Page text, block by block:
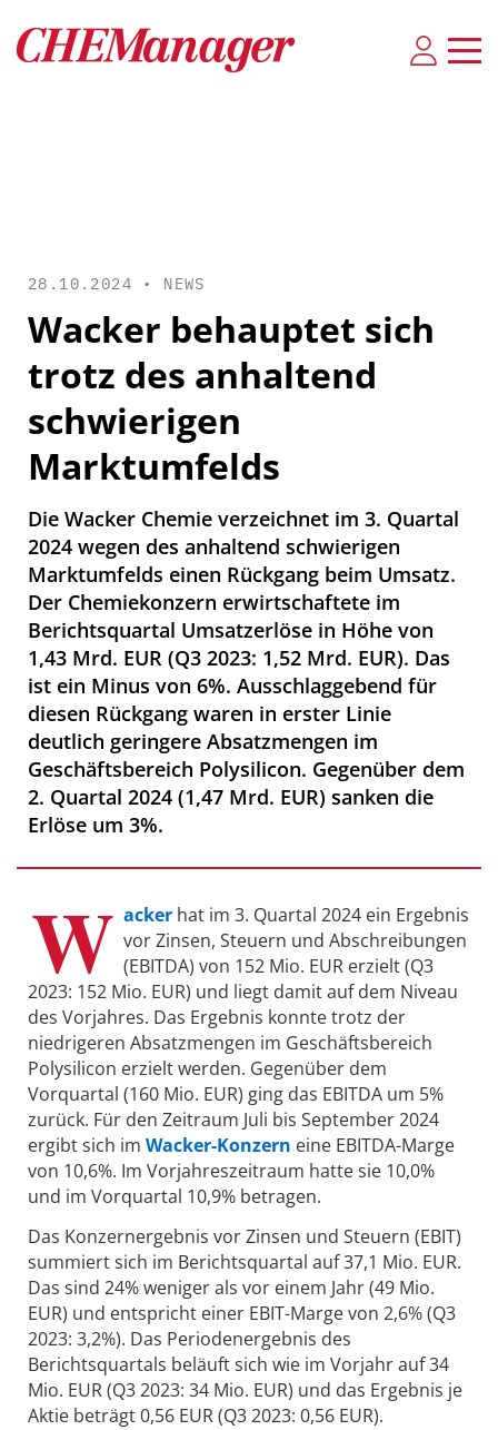
28.10.2024 • NEWS
Wacker behauptet sich
trotz des anhaltend
schwierigen
Marktumfelds
Die Wacker Chemie verzeichnet im 3. Quartal
2024 wegen des anhaltend schwierigen
Marktumfelds einen Rückgang beim Umsatz.
Der Chemiekonzern erwirtschaftete im
Berichtsquartal Umsatzerlöse in Höhe von
1,43 Mrd. EUR (Q3 2023: 1,52 Mrd. EUR). Das
ist ein Minus von 6%. Ausschlaggebend für
diesen Rückgang waren in erster Linie
deutlich geringere Absatzmengen im
Geschäftsbereich Polysilicon. Gegenüber dem
2. Quartal 2024 (1,47 Mrd. EUR) sanken die
Erlöse um 3%.
W acker hat im 3. Quartal 2024 ein Ergebnis
vor Zinsen, Steuern und Abschreibungen
(EBITDA) von 152 Mio. EUR erzielt (Q3
2023: 152 Mio. EUR) und liegt damit auf dem Niveau
des Vorjahres. Das Ergebnis konnte trotz der
niedrigeren Absatzmengen im Geschäftsbereich
Polysilicon erzielt werden. Gegenüber dem
Vorquartal (160 Mio. EUR) ging das EBITDA um 5%
zurück. Für den Zeitraum Juli bis September 2024
ergibt sich im Wacker-Konzern eine EBITDA-Marge
von 10,6%. Im Vorjahreszeitraum hatte sie 10,0%
und im Vorquartal 10,9% betragen.
Das Konzernergebnis vor Zinsen und Steuern (EBIT)
summiert sich im Berichtsquartal auf 37,1 Mio. EUR.
Das sind 24% weniger als vor einem Jahr (49 Mio.
EUR) und entspricht einer EBIT-Marge von 2,6% (Q3
2023: 3,2%). Das Periodenergebnis des
Berichtsquartals beläuft sich wie im Vorjahr auf 34
Mio. EUR (Q3 2023: 34 Mio. EUR) und das Ergebnis je
Aktie beträgt 0,56 EUR (Q3 2023: 0,56 EUR).